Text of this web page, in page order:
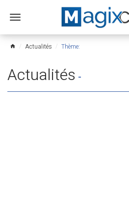
Ouvrir
menu
home Actualités Thème:
Actualités -